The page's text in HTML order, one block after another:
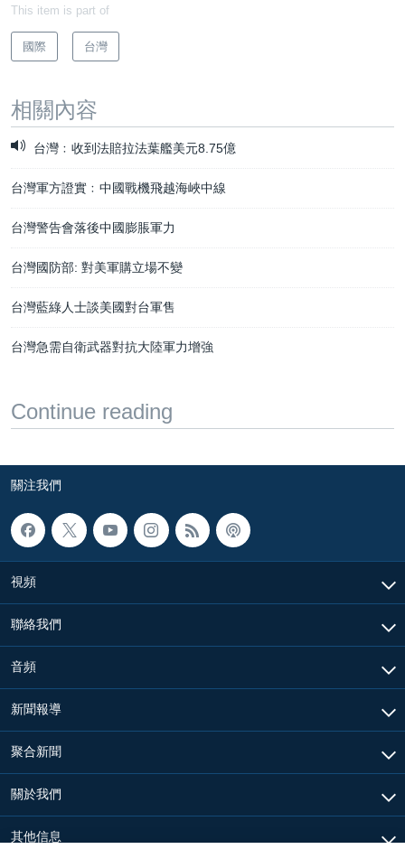
This item is part of
國際 台灣
相關內容
台灣﹕收到法賠拉法葉艦美元8.75億
台灣軍方證實﹕中國戰機飛越海峽中線
台灣警告會落後中國膨脹軍力
台灣國防部: 對美軍購立場不變
台灣藍綠人士談美國對台軍售
台灣急需自衛武器對抗大陸軍力增強
Continue reading
關注我們
視頻
聯絡我們
音頻
新聞報導
聚合新聞
關於我們
其他信息